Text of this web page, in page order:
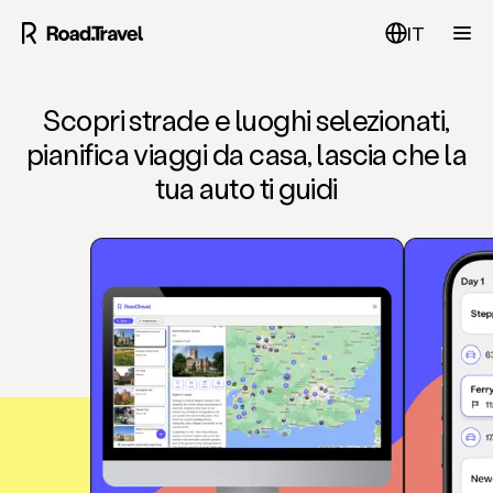
IT
Scopri strade e luoghi selezionati,
pianifica viaggi da casa, lascia che la
tua auto ti guidi